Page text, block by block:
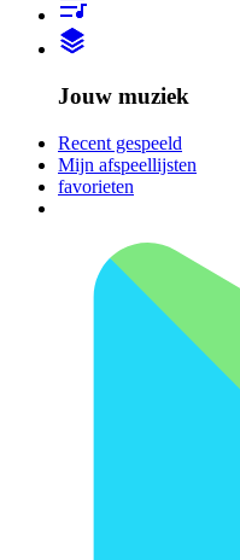
Jouw muziek
Recent gespeeld
Mijn afspeellijsten
favorieten